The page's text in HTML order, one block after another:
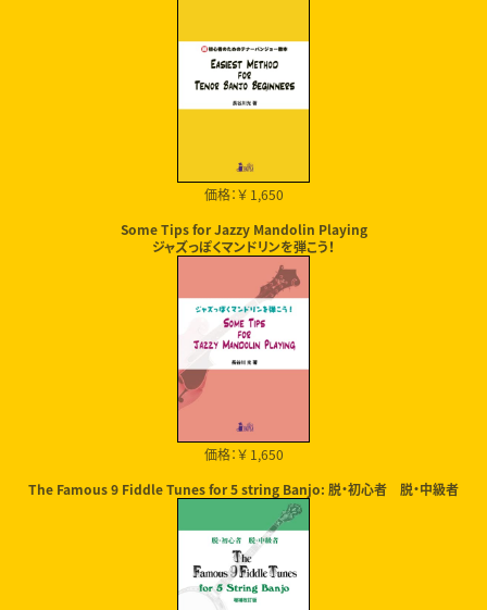
価格：￥ 1,650
Some Tips for Jazzy Mandolin Playing
ジャズっぽくマンドリンを弾こう！
価格：￥ 1,650
The Famous 9 Fiddle Tunes for 5 string Banjo: 脱・初心者 脱・中級者